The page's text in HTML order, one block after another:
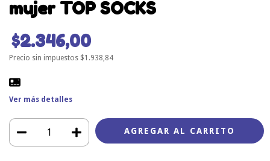
mujer TOP SOCKS
$2.346,00
Precio sin impuestos $1.938,84
Ver más detalles